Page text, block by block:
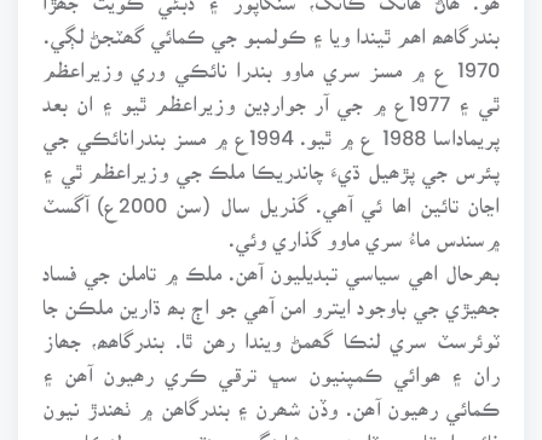
بندرگاھھ اھم ٿيندا ويا ۽ ڪولمبو جي ڪمائي گھٽجڻ لڳي.
1970 ع ۾ مسز سري ماوو بندرا نائڪي وري وزيراعظم
ٿي ۽ 1977ع ۾ جي آر جوارڊين وزيراعظم ٿيو ۽ ان بعد
پريماداسا 1988 ع ۾ ٿيو. 1994ع ۾ مسز بندرانائڪي جي
پئرس جي پڙھيل ڌيءَ چاندريڪا ملڪ جي وزيراعظم ٿي ۽
اڃان تائين اھا ئي آھي. گذريل سال (سن 2000ع) آگسٽ
۾سندس ماءُ سري ماوو گذاري وئي.
بھرحال اھي سياسي تبديليون آھن. ملڪ ۾ تاملن جي فساد
جھيڙي جي باوجود ايترو امن آھي جو اڄ بھ ڌارين ملڪن جا
ٽوئرسٽ سري لنڪا گھمڻ ويندا رھن ٿا. بندرگاھھ، جھاز
ران ۽ ھوائي ڪمپنيون سڀ ترقي ڪري رھيون آھن ۽
ڪمائي رھيون آھن. وڏن شھرن ۽ بندرگاھن ۾ ٺھندڙ نيون
فائو اسٽار ھوٽلون ۽ شاپنگ سينٽر سري لنڪا جي